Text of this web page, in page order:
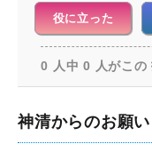
役に立った
0 人中 0 人がこの
神清からのお願い